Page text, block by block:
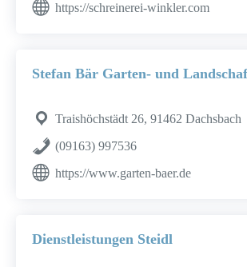
https://schreinerei-winkler.com
Stefan Bär Garten- und
Traishöchstädt 26, 91462 Dachsbach
(09163) 997536
https://www.garten-baer.de
Dienstleistungen Steidl